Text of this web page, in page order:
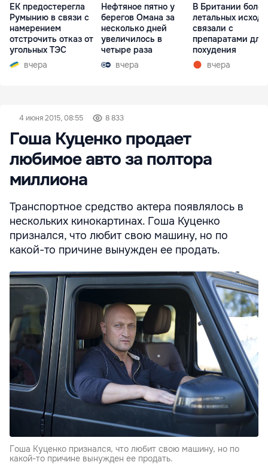
ЕК предостерегла
Румынию в связи с
намерением
отстрочить отказ от
угольных ТЭС
вчера
Нефтяное пятно у
берегов Омана за
несколько дней
увеличилось в
четыре раза
вчера
В Британии
летальных
связали с
препаратами для
похудения
вчера
4 июня 2015, 08:55 8 833
Гоша Куценко продает
любимое авто за полтора
миллиона
Транспортное средство актера появлялось в
нескольких кинокартинах. Гоша Куценко
признался, что любит свою машину, но по
какой-то причине вынужден ее продать.
Гоша Куценко признался, что любит свою машину, но по
какой-то причине вынужден ее продать.